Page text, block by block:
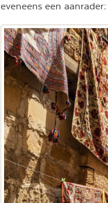
eveneens een